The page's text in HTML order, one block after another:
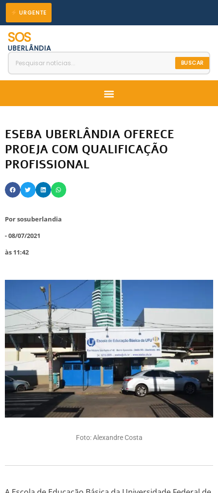
para
conteúdo
URGENTE
SOS
UBERLÂNDIA
BUSCAR
Menu
ESEBA UBERLÂNDIA OFERECE
PROEJA COM QUALIFICAÇÃO
PROFISSIONAL
Porsosuberlandia
-08/07/2021
às 11:42
Foto: Alexandre Costa